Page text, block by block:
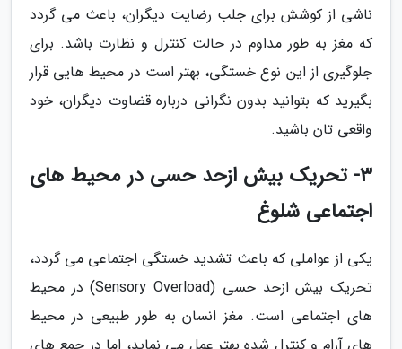
ناشی از کوشش برای جلب رضایت دیگران، باعث می گردد
که مغز به طور مداوم در حالت کنترل و نظارت باشد. برای
جلوگیری از این نوع خستگی، بهتر است در محیط هایی قرار
بگیرید که بتوانید بدون نگرانی درباره قضاوت دیگران، خود
واقعی تان باشید.
3- تحریک بیش ازحد حسی در محیط های
اجتماعی شلوغ
یکی از عواملی که باعث تشدید خستگی اجتماعی می گردد،
تحریک بیش ازحد حسی (Sensory Overload) در محیط
های اجتماعی است. مغز انسان به طور طبیعی در محیط